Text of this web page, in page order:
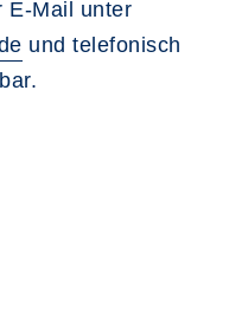
E-Mail unter
und telefonisch